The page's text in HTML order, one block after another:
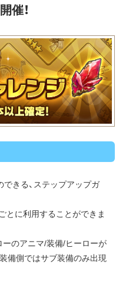
催！
きる、ステップアップガ
とに利用することができま
のアニマ/装備/ヒーローが
備側ではサブ装備のみ出現